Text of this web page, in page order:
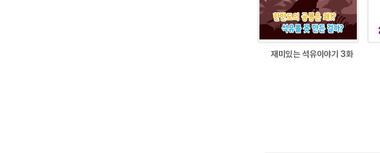
재미있는 석유이야기 3화